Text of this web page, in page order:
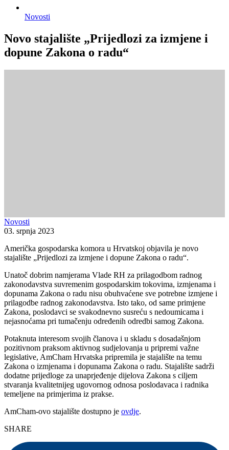
Novosti
Novo stajalište „Prijedlozi za izmjene i
dopune Zakona o radu“
Novosti
03. srpnja 2023
Američka gospodarska komora u Hrvatskoj objavila je novo
stajalište „Prijedlozi za izmjene i dopune Zakona o radu“.
Unatoč dobrim namjerama Vlade RH za prilagodbom radnog
zakonodavstva suvremenim gospodarskim tokovima, izmjenama i
dopunama Zakona o radu nisu obuhvaćene sve potrebne izmjene i
prilagodbe radnog zakonodavstva. Isto tako, od same primjene
Zakona, poslodavci se svakodnevno susreću s nedoumicama i
nejasnoćama pri tumačenju određenih odredbi samog Zakona.
Potaknuta interesom svojih članova i u skladu s dosadašnjom
pozitivnom praksom aktivnog sudjelovanja u pripremi važne
legislative, AmCham Hrvatska pripremila je stajalište na temu
Zakona o izmjenama i dopunama Zakona o radu. Stajalište sadrži
dodatne prijedloge za unaprjeđenje dijelova Zakona s ciljem
stvaranja kvalitetnijeg ugovornog odnosa poslodavaca i radnika
temeljene na primjerima iz prakse.
AmCham-ovo stajalište dostupno je ovdje.
SHARE